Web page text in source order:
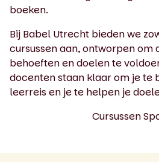
boeken.
Bij Babel Utrecht bieden we
cursussen aan, ontworpen om
behoeften en doelen te
docenten staan klaar om je te
leerreis en je te helpen je
Cursussen